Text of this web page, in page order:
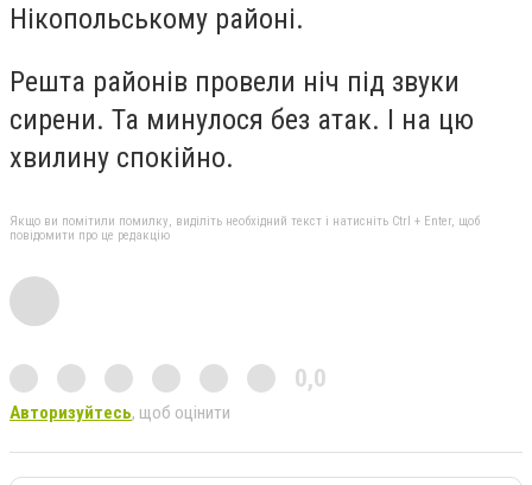
Нікопольському районі.
Решта районів провели ніч під звуки
сирени. Та минулося без атак. І на цю
хвилину спокійно.
Якщо ви помітили помилку, виділіть необхідний текст і натисніть Ctrl + Enter, щоб
повідомити про це редакцію
0,0
Авторизуйтесь, щоб оцінити